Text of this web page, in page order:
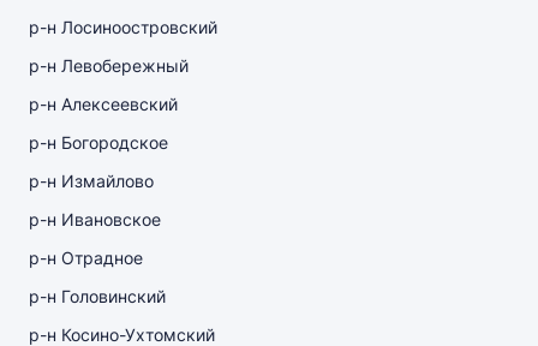
р-н Лосиноостровский
р-н Левобережный
р-н Алексеевский
р-н Богородское
р-н Измайлово
р-н Ивановское
р-н Отрадное
р-н Головинский
р-н Косино-Ухтомский